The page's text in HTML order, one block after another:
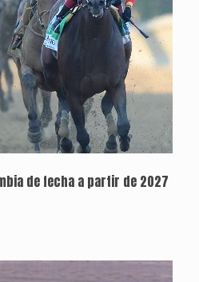
de fecha a partir de 2027